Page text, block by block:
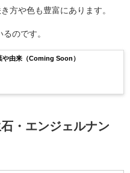
方や色も豊富にあります。
のです。
や由来（Coming Soon）
・エンジェルナン